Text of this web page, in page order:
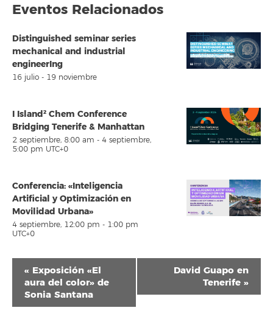
Eventos Relacionados
Distinguished seminar series
mechanical and industrial
engineerIng
16 julio - 19 noviembre
I Island² Chem Conference
Bridging Tenerife & Manhattan
2 septiembre, 8:00 am - 4 septiembre,
5:00 pm UTC+0
Conferencia: «Inteligencia
Artificial y Optimización en
Movilidad Urbana»
4 septiembre, 12:00 pm - 1:00 pm
UTC+0
Navegación
del
Evento
« Exposición «El
aura del color» de
Sonia Santana
David Guapo en
Tenerife »